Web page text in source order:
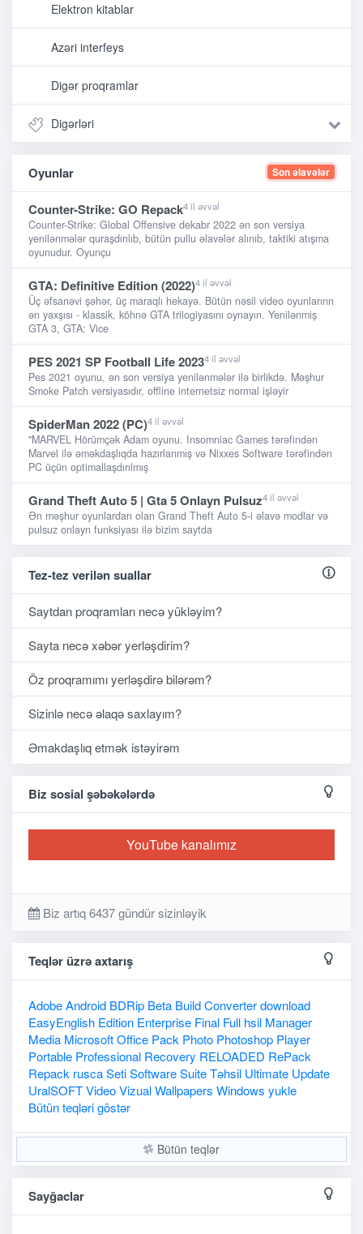
Elektron kitablar
Azəri interfeys
Digər proqramlar
Digərləri
Oyunlar Son əlavələr
Counter-Strike: GO Repack4 il əvvəl
Counter-Strike: Global Offensive dekabr 2022 ən son versiya
yenilənmələr quraşdırılıb, bütün pullu əlavələr alınıb, taktiki atışma
oyunudur. Oyunçu
GTA: Definitive Edition (2022)4 il əvvəl
Üç əfsanəvi şəhər, üç maraqlı hekayə. Bütün nəsil video oyunlarınn
ən yaxşısı - klassik, köhnə GTA trilogiyasını oynayın. Yenilənmiş
GTA 3, GTA: Vice
PES 2021 SP Football Life 20234 il əvvəl
Pes 2021 oyunu, ən son versiya yenilənmələr ilə birlikdə. Məşhur
Smoke Patch versiyasıdır, offline internetsiz normal işləyir
SpiderMan 2022 (PC)4 il əvvəl
"MARVEL Hörümçək Adam oyunu. Insomniac Games tərəfindən
Marvel ilə əməkdaşlıqda hazırlanmış və Nixxes Software tərəfindən
PC üçün optimallaşdırılmış
Grand Theft Auto 5 | Gta 5 Onlayn Pulsuz4 il əvvəl
Ən məşhur oyunlardan olan Grand Theft Auto 5-i əlavə modlar və
pulsuz onlayn funksiyası ilə bizim saytda
Tez-tez verilən suallar
Saytdan proqramları necə yükləyim?
Sayta necə xəbər yerləşdirim?
Öz proqramımı yerləşdirə bilərəm?
Sizinlə necə əlaqə saxlayım?
Əmakdaşlıq etmək istəyirəm
Biz sosial şəbəkələrdə
YouTube kanalımız
Biz artıq 6437 gündür sizinləyik
Teqlər üzrə axtarış
AdobeAndroid BDRip Beta BuildConverterdownload
EasyEnglish Edition Enterprise Final Full hsil Manager
Media MicrosoftOffice Pack Photo Photoshop Player
Portable Professional Recovery RELOADED RePack
Repack ruscaSetiSoftwareSuiteTəhsil Ultimate Update
UralSOFTVideoVizualWallpapers Windows yukle
Bütün teqləri göstər
Bütün teqlər
Sayğaclar